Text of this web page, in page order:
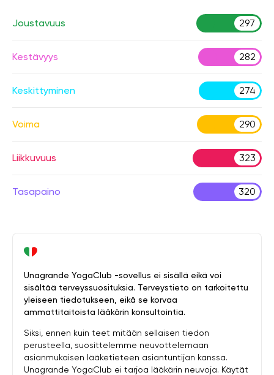
Joustavuus 297
Kestävyys 282
Keskittyminen 274
Voima 290
Liikkuvuus 323
Tasapaino 320
Unagrande YogaClub -sovellus ei sisällä eikä voi
sisältää terveyssuosituksia. Terveystieto on tarkoitettu
yleiseen tiedotukseen, eikä se korvaa
ammattitaitoista lääkärin konsultointia.
Siksi, ennen kuin teet mitään sellaisen tiedon
perusteella, suosittelemme neuvottelemaan
asianmukaisen lääketieteen asiantuntijan kanssa.
Unagrande YogaClub ei tarjoa lääkärin neuvoja. Käytät